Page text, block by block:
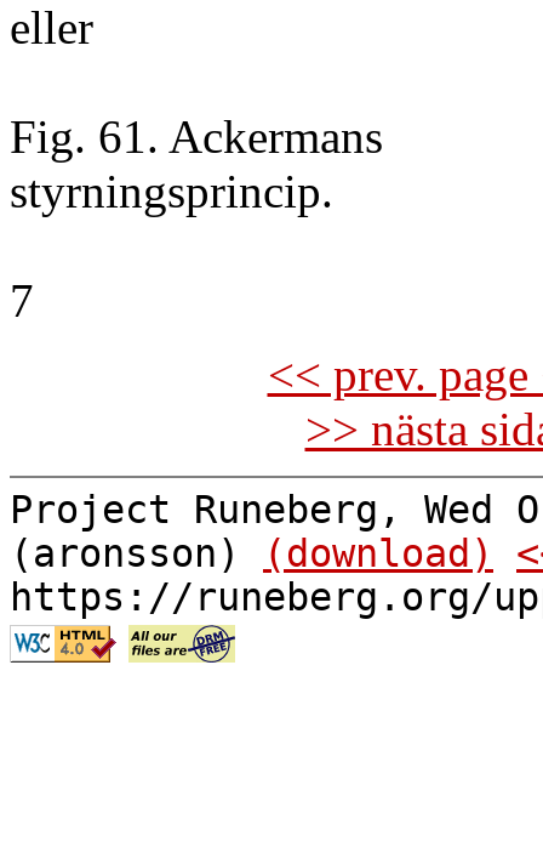
eller
Fig. 61. Ackermans
styrningsprincip.
7
<< prev.
>> nästa
Project Runeberg, Wed
(aronsson)
(download)
https://runeberg.org/